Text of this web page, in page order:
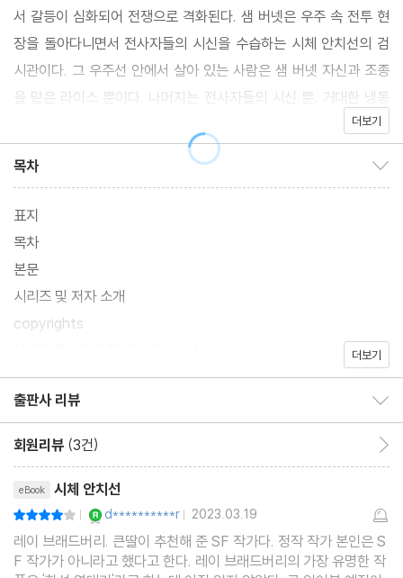
서 갈등이 심화되어 전쟁으로 격화된다. 샘 버넷은 우주 속 전투 현
장을 돌아다니면서 전사자들의 시신을 수습하는 시체 안치선의 검
시관이다. 그 우주선 안에서 살아 있는 사람은 샘 버넷 자신과 조종
을 맡은 라이스 뿐이다. 나머지는 전사자들의 시신 뿐. 거대한 냉동
창고에 시신을 안치하는 선반들 100개로 이뤄진 시체 안치선에서
무기력함과 절망을 느끼고 있는 샘 버넷. 그런 그들 앞에 금성의 지
배자의 최측근의 시신이 우주를 떠돌고 있는 모습이 들어온다.
더보기
목차
표지
목차
본문
시리즈 및 저자 소개
copyrights
더보기
출판사 리뷰
회원리뷰 (3건)
eBook 시체 안치선
| d**********r | 2023.03.19
레이 브래드버리. 큰딸이 추천해 준 SF 작가다. 정작 작가 본인은 S
F 작가가 아니라고 했다고 한다. 레이 브래드버리의 가장 유명한 작